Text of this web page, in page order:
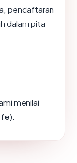
pendaftaran
dalam pita
menilai
).